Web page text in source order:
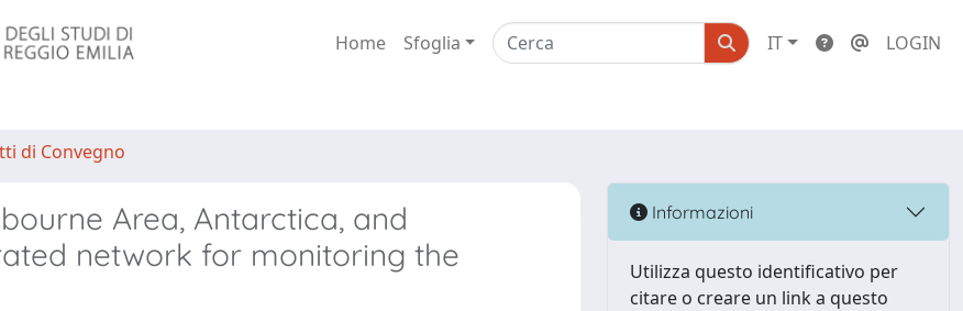
Home Sfoglia IT LOGIN
di Convegno
Area, Antarctica, and
network for monitoring the
Informazioni
Utilizza questo identificativo per
citare o creare un link a questo